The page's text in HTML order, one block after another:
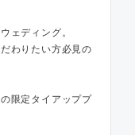
ェディング。
わりたい方必見の
限定タイアッププ